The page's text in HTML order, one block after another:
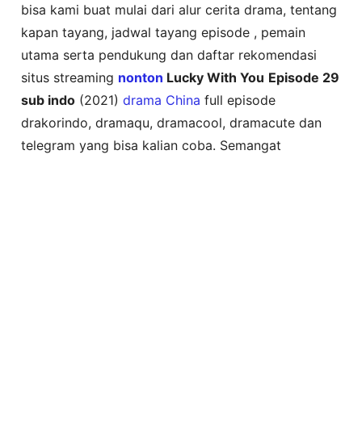
bisa kami buat mulai dari alur cerita drama, tentang
kapan tayang, jadwal tayang episode , pemain
utama serta pendukung dan daftar rekomendasi
situs streaming nonton Lucky With You Episode 29
sub indo (2021)drama China full episode
drakorindo, dramaqu, dramacool, dramacute dan
telegram yang bisa kalian coba. Semangat